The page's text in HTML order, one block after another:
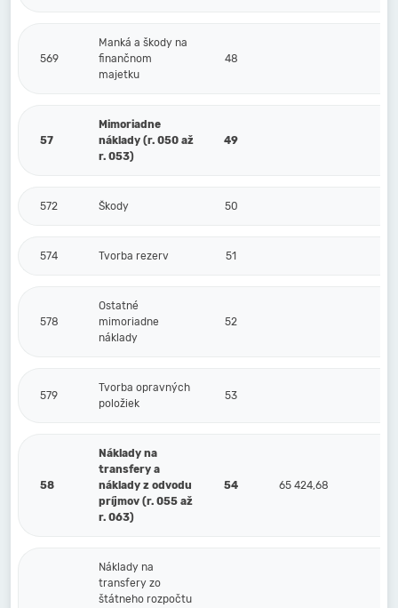
569
Manká a škody na
finančnom
majetku
48
57
Mimoriadne
náklady (r. 050 až
r. 053)
49
572 Škody 50
574 Tvorba rezerv 51
578
Ostatné
mimoriadne
náklady
52
579
Tvorba opravných
položiek
53
58
Náklady na
transfery a
náklady z odvodu
príjmov (r. 055 až
r. 063)
54 65 424,68
Náklady na
transfery zo
štátneho rozpočtu